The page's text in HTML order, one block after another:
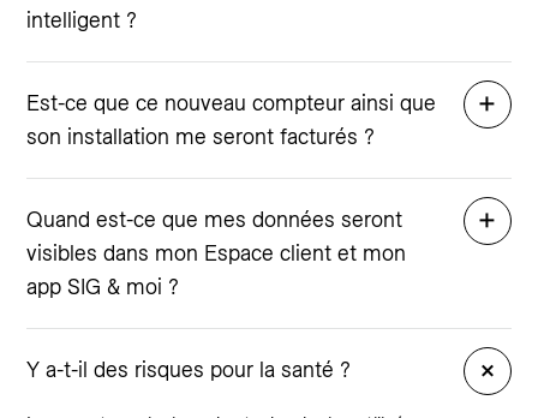
intelligent ?
Est-ce que ce nouveau compteur ainsi que
son installation me seront facturés ?
Quand est-ce que mes données seront
visibles dans mon Espace client et mon
app SIG & moi ?
Y a-t-il des risques pour la santé ?